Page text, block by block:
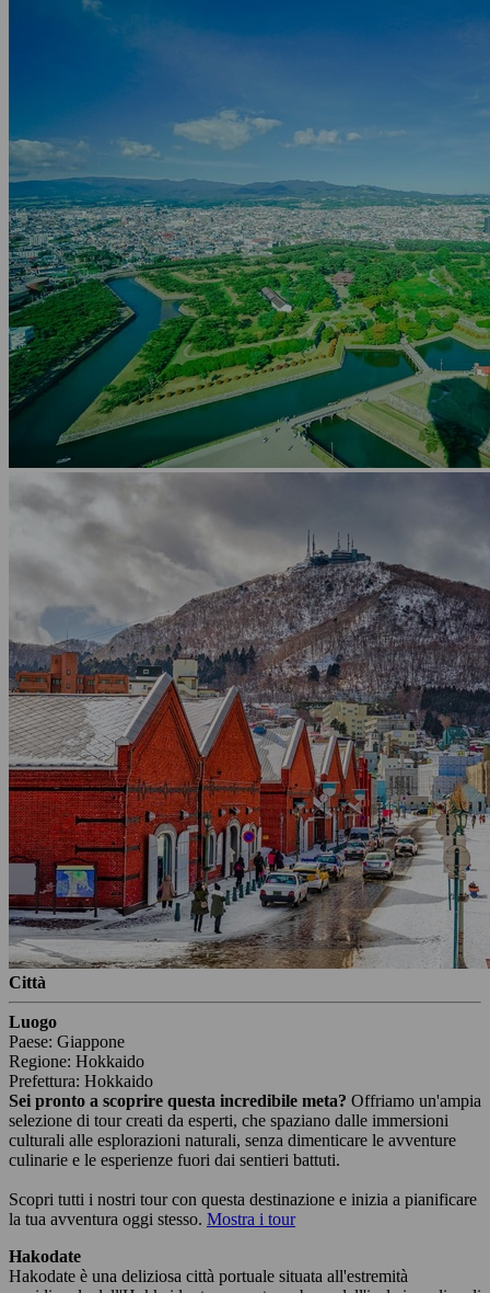
Città
Luogo
Paese: Giappone
Regione: Hokkaido
Prefettura: Hokkaido
Sei pronto a scoprire questa incredibile meta? Offriamo un'ampia
selezione di tour creati da esperti, che spaziano dalle immersioni
culturali alle esplorazioni naturali, senza dimenticare le avventure
culinarie e le esperienze fuori dai sentieri battuti.
Scopri tutti i nostri tour con questa destinazione e inizia a pianificare
la tua avventura oggi stesso. Mostra i tour
Hakodate
Hakodate è una deliziosa città portuale situata all'estremità